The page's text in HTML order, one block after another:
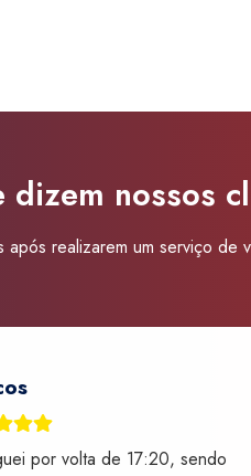
dizem nossos
realizarem um serviço de
por volta de 17:20, sendo